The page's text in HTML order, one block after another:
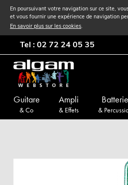
En poursuivant votre navigation sur ce site,
et vous fournir une expérience de navigation
En savoir plus sur les cookies.
Tel : 02 72 24 05 35
Guitare
& Co
Ampli
& Effets
Batterie
&